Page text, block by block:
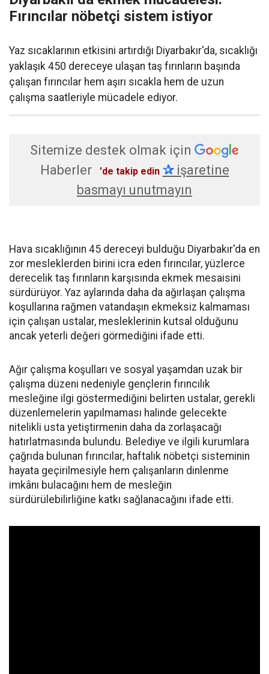
Fırıncılar nöbetçi sistem istiyor
Yaz sıcaklarının etkisini artırdığı Diyarbakır'da, sıcaklığı
yaklaşık 450 dereceye ulaşan taş fırınların başında
çalışan fırıncılar hem aşırı sıcakla hem de uzun
çalışma saatleriyle mücadele ediyor.
Sitemize destek olmak için
Haberler
'de takip edin ✰işaretine
basmayı unutmayın
Hava sıcaklığının 45 dereceyi bulduğu Diyarbakır'da en
zor mesleklerden birini icra eden fırıncılar, yüzlerce
derecelik taş fırınların karşısında ekmek mesaisini
sürdürüyor. Yaz aylarında daha da ağırlaşan çalışma
koşullarına rağmen vatandaşın ekmeksiz kalmaması
için çalışan ustalar, mesleklerinin kutsal olduğunu
ancak yeterli değeri görmediğini ifade etti.
Ağır çalışma koşulları ve sosyal yaşamdan uzak bir
çalışma düzeni nedeniyle gençlerin fırıncılık
mesleğine ilgi göstermediğini belirten ustalar, gerekli
düzenlemelerin yapılmaması halinde gelecekte
nitelikli usta yetiştirmenin daha da zorlaşacağı
hatırlatmasında bulundu. Belediye ve ilgili kurumlara
çağrıda bulunan fırıncılar, haftalık nöbetçi sisteminin
hayata geçirilmesiyle hem çalışanların dinlenme
imkânı bulacağını hem de mesleğin
sürdürülebilirliğine katkı sağlanacağını ifade etti.